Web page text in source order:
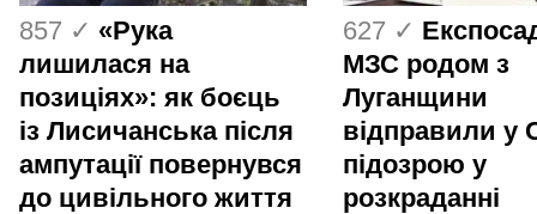
857 ✓ «Рука
лишилася на
позиціях»: як боєць
із Лисичанська після
ампутації повернувся
до цивільного життя
627 ✓
МЗС родом з
Луганщини
відправили у
підозрою у
розкраданні